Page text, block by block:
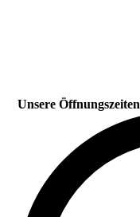
Unsere Öffnungszeiten